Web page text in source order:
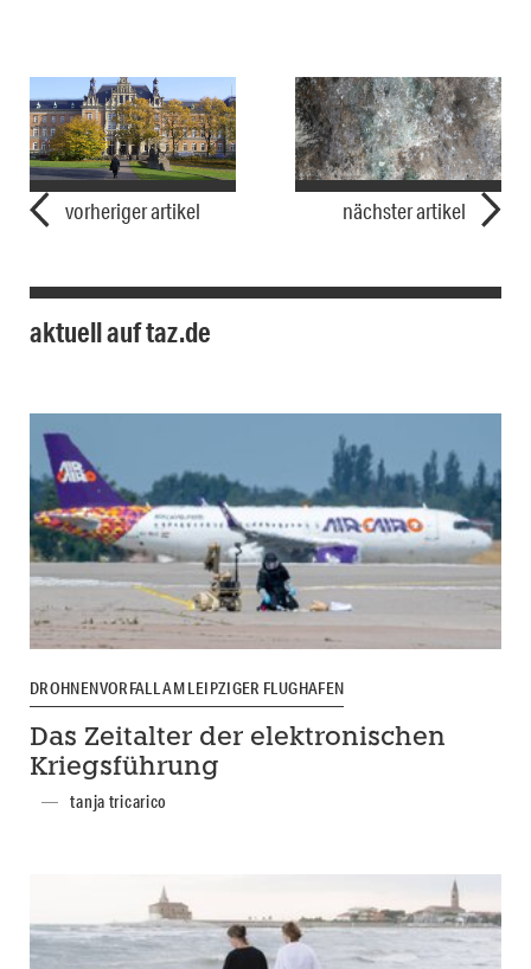
vorheriger artikel nächster artikel
aktuell auf taz.de
DROHNENVORFALL AM LEIPZIGER FLUGHAFEN
Das Zeitalter der elektronischen
Kriegsführung
tanja tricarico